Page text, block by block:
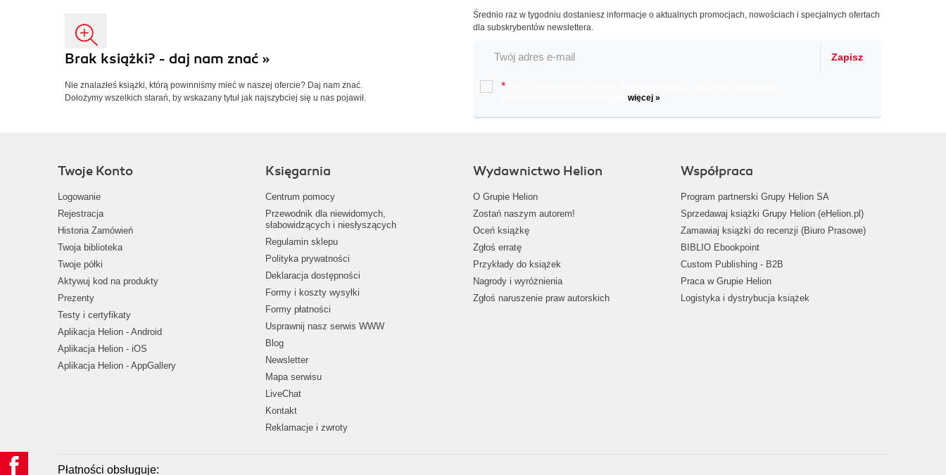
Brak książki? - daj nam znać »
Nie znalazłeś książki, którą powinniśmy mieć w naszej ofercie? Daj nam znać.
Dołożymy wszelkich starań, by wskazany tytuł jak najszybciej się u nas pojawił.
Średnio raz w tygodniu dostaniesz informacje o aktualnych promocjach, nowościach i specjalnych ofertach
dla subskrybentów newslettera.
Zapisz
*
więcej »
Twoje Konto
Logowanie
Rejestracja
Historia Zamówień
Twoja biblioteka
Twoje półki
Aktywuj kod na produkty
Prezenty
Testy i certyfikaty
Aplikacja Helion - Android
Aplikacja Helion - iOS
Aplikacja Helion - AppGallery
Księgarnia
Centrum pomocy
Przewodnik dla niewidomych,
słabowidzących i niesłyszących
Regulamin sklepu
Polityka prywatności
Deklaracja dostępności
Formy i koszty wysyłki
Formy płatności
Usprawnij nasz serwis WWW
Blog
Newsletter
Mapa serwisu
LiveChat
Kontakt
Reklamacje i zwroty
Wydawnictwo Helion
O Grupie Helion
Zostań naszym autorem!
Oceń książkę
Zgłoś erratę
Przykłady do książek
Nagrody i wyróżnienia
Zgłoś naruszenie praw autorskich
Współpraca
Program partnerski Grupy Helion SA
Sprzedawaj książki Grupy Helion (eHelion.pl)
Zamawiaj książki do recenzji (Biuro Prasowe)
BIBLIO Ebookpoint
Custom Publishing - B2B
Praca w Grupie Helion
Logistyka i dystrybucja książek
Płatności obsługuje: